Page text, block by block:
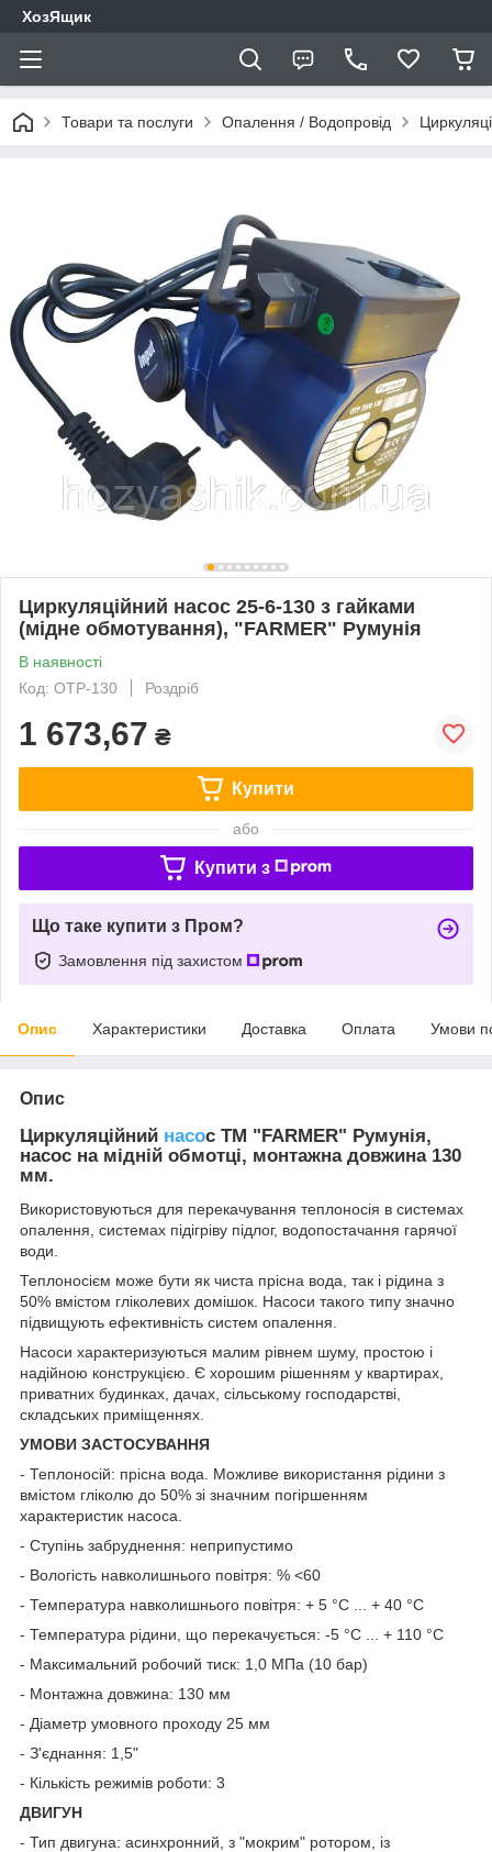
ХозЯщик
Товари та послуги Опалення / Водопровід
Циркуляційний насос 25-6-130 з гайками
(мідне обмотування), "FARMER" Румунія
В наявності
Код: OTP-130
Роздріб
1 673,67 ₴
Купити
або
Купити з
Що таке купити з Пром?
Замовлення під захистом
Опис Характеристики Доставка Оплата Умови
Опис
Циркуляційний насос ТМ "FARMER" Румунія,
насос на мідній обмотці, монтажна довжина 130
мм.
Використовуються для перекачування теплоносія в системах
опалення, системах підігріву підлог, водопостачання гарячої
води.
Теплоносієм може бути як чиста прісна вода, так і рідина з
50% вмістом гліколевих домішок. Насоси такого типу значно
підвищують ефективність систем опалення.
Насоси характеризуються малим рівнем шуму, простою і
надійною конструкцією. Є хорошим рішенням у квартирах,
приватних будинках, дачах, сільському господарстві,
складських приміщеннях.
УМОВИ ЗАСТОСУВАННЯ
- Теплоносій: прісна вода. Можливе використання рідини з
вмістом гліколю до 50% зі значним погіршенням
характеристик насоса.
- Ступінь забруднення: неприпустимо
- Вологість навколишнього повітря: % <60
- Температура навколишнього повітря: + 5 °С ... + 40 °С
- Температура рідини, що перекачується: -5 °С ... + 110 °С
- Максимальний робочий тиск: 1,0 МПа (10 бар)
- Монтажна довжина: 130 мм
- Діаметр умовного проходу 25 мм
- З'єднання: 1,5"
- Кількість режимів роботи: 3
ДВИГУН
- Тип двигуна: асинхронний, з "мокрим" ротором, із